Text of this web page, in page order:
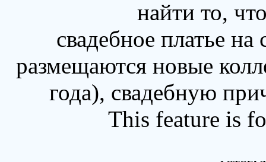
найти то,
свадебное платье
размещаются новые
года), свадебную
This feature is